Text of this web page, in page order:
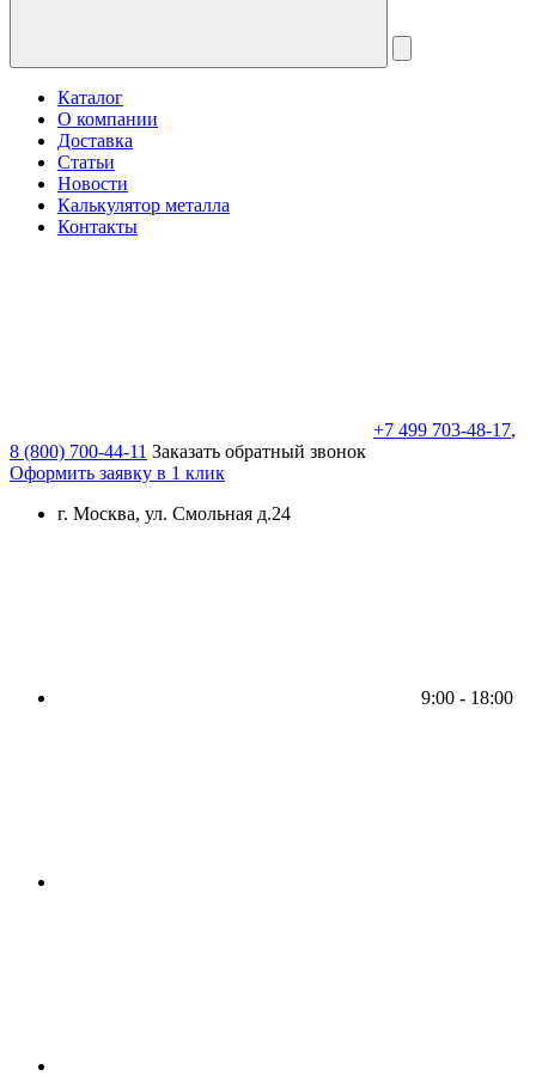
Каталог
О компании
Доставка
Статьи
Новости
Калькулятор металла
Контакты
+7 499 703-48-17,
8 (800) 700-44-11 Заказать обратный звонок
Оформить заявку в 1 клик
г. Москва, ул. Смольная д.24
9:00 - 18:00